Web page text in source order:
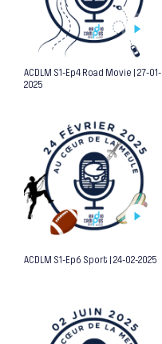
ACDLM S1-Ep4 Road Movie | 27-01-
2025
ACDLM S1-Ep6 Sport | 24-02-2025